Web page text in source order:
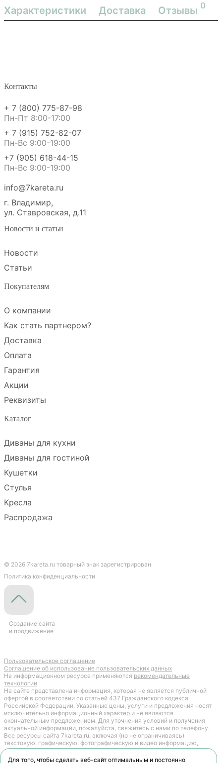
Для того, чтобы сделать веб-сайт оптимальным и постоянно
Характеристики Доставка Отзывы 0
Контакты
+ 7 (800) 775-87-98
Пн-Пт 8:00-17:00
+ 7 (915) 752-82-07
Пн-Вс 9:00-19:00
+7 (905) 618-44-15
Пн-Вс 9:00-19:00
info@7kareta.ru
г. Владимир,
ул. Ставровская, д.11
Новости и статьи
Новости
Статьи
Покупателям
О компании
Как стать партнером?
Доставка
Оплата
Гарантия
Акции
Реквизиты
Каталог
Диваны для кухни
Диваны для гостиной
Кушетки
Стулья
Кресла
Распродажа
© 2026 7kareta.ru товарный знак зарегистрирован
Политика конфиденциальности
Создание сайта
и продвижение
Пользовательское соглашение
Cоглашение об использование пользовательских данных
На информационном ресурсе применяются рекомендательные
технологии.
На сайте представлена информация, которая не является публичной
офертой в соответствии со статьей 437 Гражданского кодекса
Российской Федерации. Указанные цены, услуги и предложения носят
исключительно информационный характер и не являются
окончательным предложением. Для уточнения условий и получения
актуальной информации, пожалуйста, свяжитесь с нами по телефону.
Все ресурсы сайта 7kareta.ru, включая (но не ограничиваясь)
текстовую, графическую, фотографическую и видео информацию,
структуру, дизайн и оформление страниц, доменное имя, фирменное
наименование являются объектами авторского права и прав на